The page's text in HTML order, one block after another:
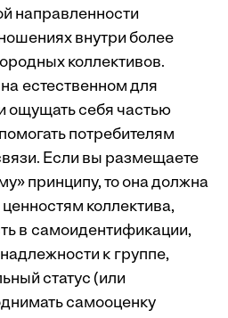
направленности
внутри более
коллективов.
естественном для
ощущать себя частью
потребителям
Если вы размещаете
принципу, то она должна
коллектива,
в самоидентификации,
к группе,
статус (или
самооценку